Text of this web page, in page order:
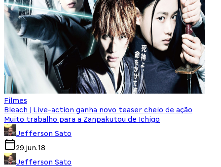
Filmes
Bleach | Live-action ganha novo teaser cheio de ação
Muito trabalho para a Zanpakutou de Ichigo
Jefferson Sato
29.jun.18
Jefferson Sato